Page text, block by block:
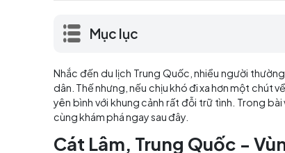
Mục lục
Nhắc đến du lịch Trung Quốc, nhiều
dân. Thế nhưng, nếu chịu khó đi xa hơn